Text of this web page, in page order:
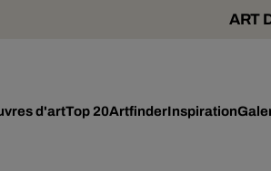
ART
d'artTop 20ArtfinderInspiration